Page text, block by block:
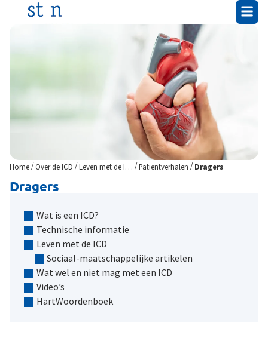
Home /Over de ICD / Leven met de ICD /Patiëntverhalen /Dragers
Wat is een ICD?
Technische informatie
Leven met de ICD
Sociaal-maatschappelijke artikelen
Wat wel en niet mag met een ICD
Video’s
HartWoordenboek
Dragers